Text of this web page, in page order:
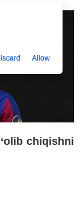
chiqishni
Allow